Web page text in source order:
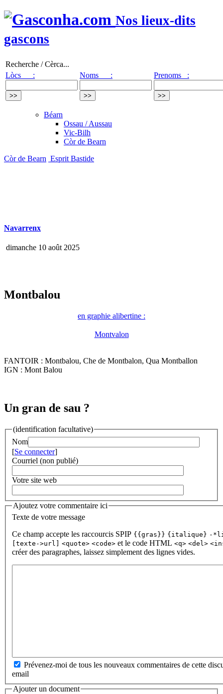
Nos lieux-dits
gascons
Recherche / Cèrca...
Lòcs :
Noms : Prenoms :
Béarn
Ossau / Aussau
Vic-Bilh
Còr de Bearn
Còr de Bearn Esprit Bastide
Navarrenx
dimanche 10 août 2025
Montbalou
en graphie alibertine :
Montvalon
FANTOIR : Montbalou, Che de Montbalon, Qua Montballon
IGN : Mont Balou
Un gran de sau ?
(identification facultative)
Nom
[Se connecter]
Courriel (non publié)
Votre site web
Ajoutez votre commentaire ici
Texte de votre message
Ce champ accepte les raccourcis SPIP {{gras}} {italique} -
[texte->url]
<quote> <code> et le code HTML <q> <del>
créer des paragraphes, laissez simplement des lignes vides.
Prévenez-moi de tous les nouveaux commentaires de cette
email
Ajouter un document